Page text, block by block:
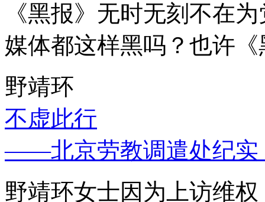
《黑报》无时无刻不在
媒体都这样黑吗？也许
野靖环
不虚此行
——北京劳教调遣处纪实
野靖环女士因为上访维